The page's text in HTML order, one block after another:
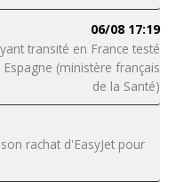
06/08 17:19
transité en France testé
(ministère français
de la Santé)
rachat d'EasyJet pour